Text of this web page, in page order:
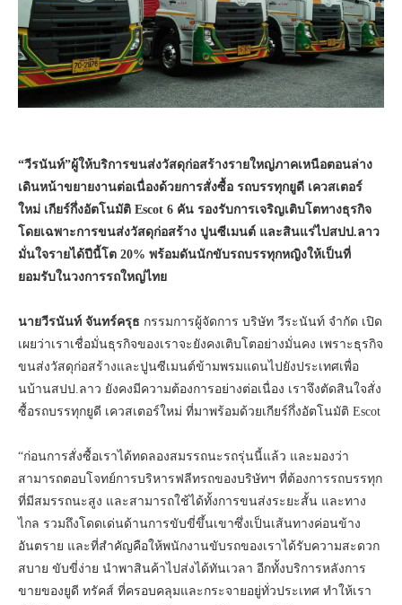
“วีรนันท์”ผู้ให้บริการขนส่งวัสดุก่อสร้างรายใหญ่ภาคเหนือตอนล่าง
เดินหน้าขยายงานต่อเนื่องด้วยการสั่งซื้อ รถบรรทุกยูดี เควสเตอร์
ใหม่ เกียร์กึ่งอัตโนมัติ Escot 6 คัน รองรับการเจริญเติบโตทางธุรกิจ
โดยเฉพาะการขนส่งวัสดุก่อสร้าง ปูนซีเมนต์ และสินแร่ไปสปป.ลาว
มั่นใจรายได้ปีนี้โต 20% พร้อมดันนักขับรถบรรทุกหญิงให้เป็นที่
ยอมรับในวงการรถใหญ่ไทย
นายวีรนันท์ จันทร์ครุธ กรรมการผู้จัดการ บริษัท วีระนันท์ จำกัด เปิด
เผยว่าเราเชื่อมั่นธุรกิจของเราจะยังคงเติบโตอย่างมั่นคง เพราะธุรกิจ
ขนส่งวัสดุก่อสร้างและปูนซีเมนต์ข้ามพรมแดนไปยังประเทศเพื่อ
นบ้านสปป.ลาว ยังคงมีความต้องการอย่างต่อเนื่อง เราจึงตัดสินใจสั่ง
ซื้อรถบรรทุกยูดี เควสเตอร์ใหม่ ที่มาพร้อมด้วยเกียร์กึ่งอัตโนมัติ Escot
“ก่อนการสั่งซื้อเราได้ทดลองสมรรถนะรถรุ่นนี้แล้ว และมองว่า
สามารถตอบโจทย์การบริหารฟลีทรถของบริษัทฯ ที่ต้องการรถบรรทุก
ที่มีสมรรถนะสูง และสามารถใช้ได้ทั้งการขนส่งระยะสั้น และทาง
ไกล รวมถึงโดดเด่นด้านการขับขี่ขึ้นเขาซึ่งเป็นเส้นทางค่อนข้าง
อันตราย และที่สำคัญคือให้พนักงานขับรถของเราได้รับความสะดวก
สบาย ขับขี่ง่าย นำพาสินค้าไปส่งได้ทันเวลา อีกทั้งบริการหลังการ
ขายของยูดี ทรัคส์ ที่ครอบคลุมและกระจายอยู่ทั่วประเทศ ทำให้เรา